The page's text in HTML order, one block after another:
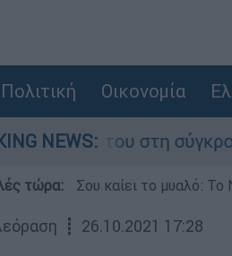
Πολιτική Οικονομία
NEWS:
ζωή του στη σύγκρουση
τώρα: Σου καίει το μυαλό:
┋ 26.10.2021 17:28